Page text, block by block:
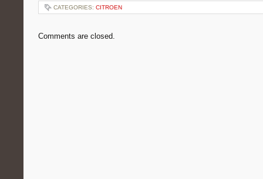
CATEGORIES: CITROEN
Comments are closed.